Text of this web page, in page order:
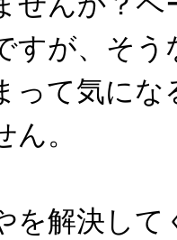
すが、そ
って気に
。
を解決して